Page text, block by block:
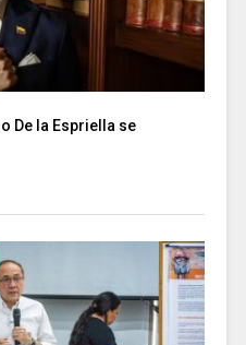
De la Espriella se